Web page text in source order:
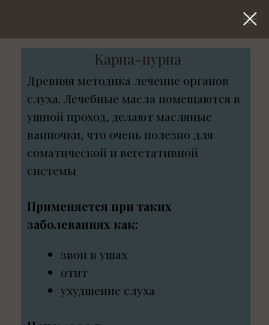
Карна-пурна
Древняя методика лечение органов
слуха. Лечебные масла помещаются в
ушной проход, делают масляные
ванночки, что очень полезно для
соматической и вегетативной
системы
Применяется при таких
заболеваниях как:
ухудшение слуха
Цена: 1000 р.
Количество сеансов данной
процедуры подбирается
консультации со специалистом.